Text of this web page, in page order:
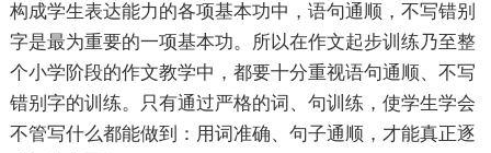
构成学生表达能力的各项基本功中，语句通顺，不写错别
字是最为重要的一项基本功。所以在作文起步训练乃至整
个小学阶段的作文教学中，都要十分重视语句通顺、不写
错别字的训练。只有通过严格的词、句训练，使学生学会
不管写什么都能做到：用词准确、句子通顺，才能真正逐